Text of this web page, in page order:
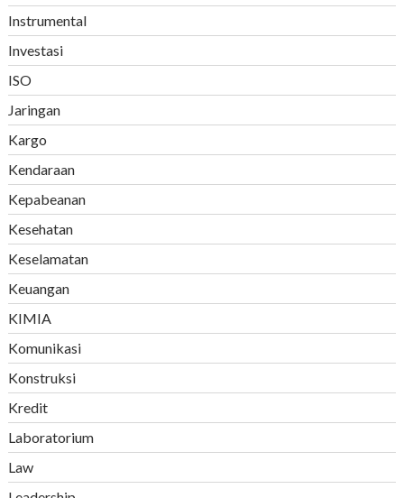
Instrumental
Investasi
ISO
Jaringan
Kargo
Kendaraan
Kepabeanan
Kesehatan
Keselamatan
Keuangan
KIMIA
Komunikasi
Konstruksi
Kredit
Laboratorium
Law